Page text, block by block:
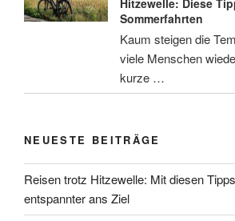
Hitzewelle: Diese
Sommerfahrten
Kaum steigen die
viele Menschen
kurze …
NEUESTE BEITRÄGE
Reisen trotz Hitzewelle: Mit diesen
entspannter ans Ziel